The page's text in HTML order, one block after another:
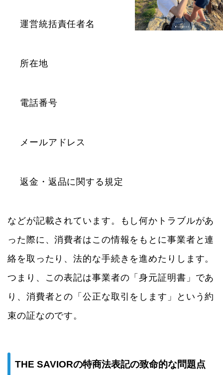
運営統括責任者名
所在地
電話番号
メールアドレス
返金・返品に関する規定
などが記載されています。もし何かトラブルがあ
った際に、消費者はこの情報をもとに事業者と連
絡を取ったり、法的な手続きを進めたりします。
つまり、この表記は事業者の「身元証明書」であ
り、消費者との「公正な取引をします」という約
束の証なのです。
THE SAVIORの特商法表記の致命的な問題点